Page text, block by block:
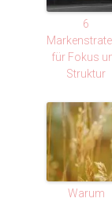
6
für Fokus
Struktur
Warum